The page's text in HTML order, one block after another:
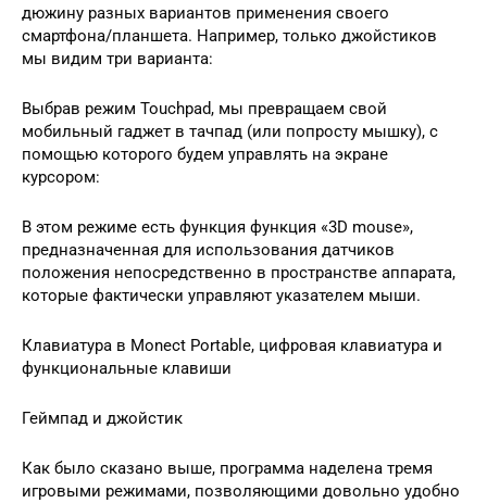
дюжину разных вариантов применения своего
смартфона/планшета. Например, только джойстиков
мы видим три варианта:
Выбрав режим Touchpad, мы превращаем свой
мобильный гаджет в тачпад (или попросту мышку), с
помощью которого будем управлять на экране
курсором:
В этом режиме есть функция функция «3D mouse»,
предназначенная для использования датчиков
положения непосредственно в пространстве аппарата,
которые фактически управляют указателем мыши.
Клавиатура в Monect Portable, цифровая клавиатура и
функциональные клавиши
Геймпад и джойстик
Как было сказано выше, программа наделена тремя
игровыми режимами, позволяющими довольно удобно